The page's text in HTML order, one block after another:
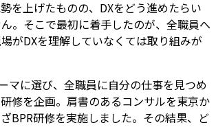
を上げたものの、DXをどう進めたらい
。そこで最初に着手したのが、全職員へ
がDXを理解していなくては取り組みが
マに選び、全職員に自分の仕事を見つめ
修を企画。肩書のあるコンサルを東京か
BPR研修を実施しました。その結果、ど